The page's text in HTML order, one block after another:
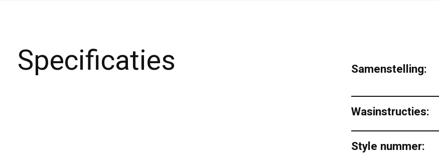
Specificaties Samenstelling:
Wasinstructies:
Style nummer: